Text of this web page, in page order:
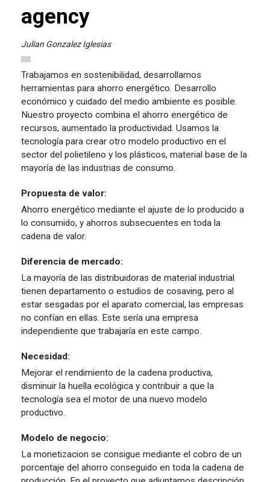
agency
Julian Gonzalez Iglesias
Trabajamos en sostenibilidad, desarrollamos
herramientas para ahorro energético. Desarrollo
económico y cuidado del medio ambiente es posible.
Nuestro proyecto combina el ahorro energético de
recursos, aumentado la productividad. Usamos la
tecnología para crear otro modelo productivo en el
sector del polietileno y los plásticos, material base de la
mayoría de las industrias de consumo.
Propuesta de valor:
Ahorro energético mediante el ajuste de lo producido a
lo consumido, y ahorros subsecuentes en toda la
cadena de valor.
Diferencia de mercado:
La mayoría de las distribuidoras de material industrial
tienen departamento o estudios de cosaving, pero al
estar sesgadas por el aparato comercial, las empresas
no confían en ellas. Este sería una empresa
independiente que trabajaría en este campo.
Necesidad:
Mejorar el rendimiento de la cadena productiva,
disminuir la huella ecológica y contribuir a que la
tecnología sea el motor de una nuevo modelo
productivo.
Modelo de negocio:
La monetizacion se consigue mediante el cobro de un
porcentaje del ahorro conseguido en toda la cadena de